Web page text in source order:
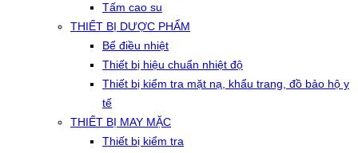
Tấm cao su
THIẾT BỊ DƯỢC PHẨM
Bể điều nhiệt
Thiết bị hiệu chuẩn nhiệt độ
Thiết bị kiểm tra mặt nạ, khẩu trang, đồ bảo hộ y
tế
THIẾT BỊ MAY MẶC
Thiết bị kiểm tra